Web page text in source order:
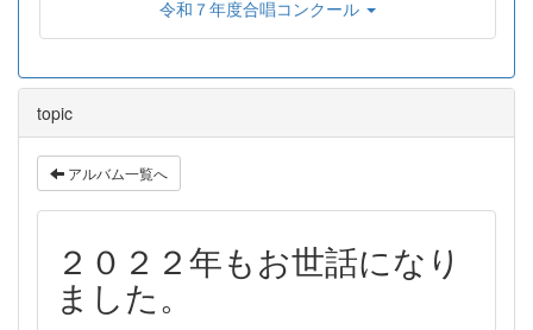
令和７年度合唱コンクール
topic
アルバム一覧へ
２０２２年もお世話になり
ました。